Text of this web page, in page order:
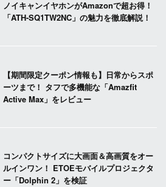
ノイキャンイヤホンがAmazonで超お得！
「ATH-SQ1TW2NC」の魅力を徹底解説！
【期間限定クーポン情報も】日常からスポ
ーツまで！ タフで多機能な「Amazfit
Active Max」をレビュー
コンパクトサイズに大画面＆高画質をオー
ルインワン！ ETOEモバイルプロジェクタ
ー「Dolphin 2」を検証